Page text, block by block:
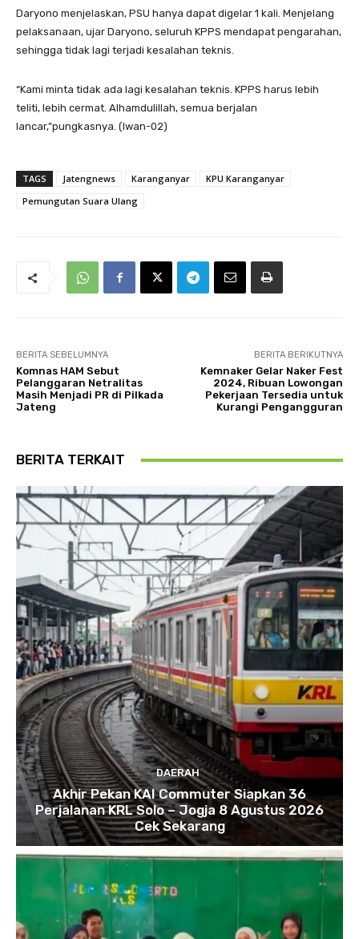
Daryono menjelaskan, PSU hanya dapat digelar 1 kali. Menjelang
pelaksanaan, ujar Daryono, seluruh KPPS mendapat pengarahan,
sehingga tidak lagi terjadi kesalahan teknis.
“Kami minta tidak ada lagi kesalahan teknis. KPPS harus lebih
teliti, lebih cermat. Alhamdulillah, semua berjalan
lancar,”pungkasnya. (Iwan-02)
TAGS Jatengnews Karanganyar
KPU Karanganyar
Pemungutan Suara Ulang
BERITA SEBELUMNYA
Komnas HAM Sebut
Pelanggaran Netralitas
Masih Menjadi PR di Pilkada
Jateng
BERITA BERIKUTNYA
Kemnaker Gelar Naker Fest
2024, Ribuan Lowongan
Pekerjaan Tersedia untuk
Kurangi Pengangguran
BERITA TERKAIT
DAERAH
Akhir Pekan KAI Commuter Siapkan 36
Perjalanan KRL Solo – Jogja 8 Agustus 2026
Cek Sekarang